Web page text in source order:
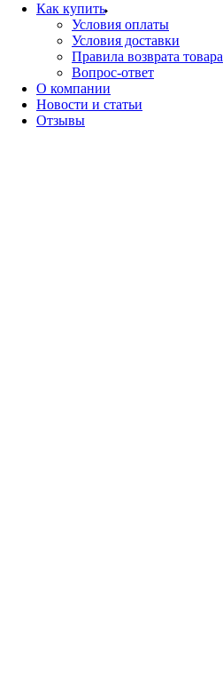
Как купить
Условия оплаты
Условия доставки
Правила возврата товара
Вопрос-ответ
О компании
Новости и статьи
Отзывы